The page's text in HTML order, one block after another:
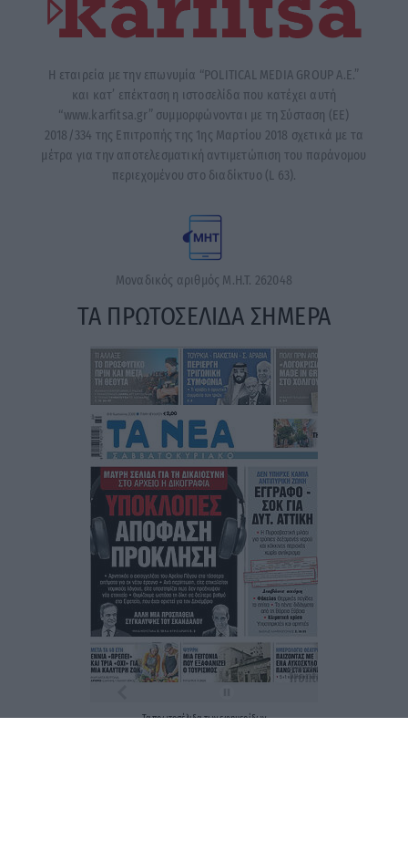
Η εταιρεία με την επωνυμία “POLITICAL MEDIA GROUP A.E.”
και κατ’ επέκταση η ιστοσελίδα που κατέχει αυτή
“www.karfitsa.gr” συμμορφώνονται με τη Σύσταση (ΕΕ)
2018/334 της Επιτροπής της 1ης Μαρτίου 2018 σχετικά με τα
μέτρα για την αποτελεσματική αντιμετώπιση του παράνομου
περιεχομένου στο διαδίκτυο (L 63).
Μοναδικός αριθμός Μ.Η.Τ. 262048
ΤΑ ΠΡΩΤΟΣΕΛΙΔΑ ΣΗΜΕΡΑ
Ταπρωτοσέλιδατωνεφημερίδων